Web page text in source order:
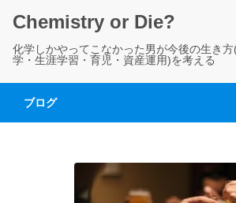
Chemistry or Die?
化学しかやってこなかった男が今後の生き
学・生涯学習・育児・資産運用)を考える
ブログ